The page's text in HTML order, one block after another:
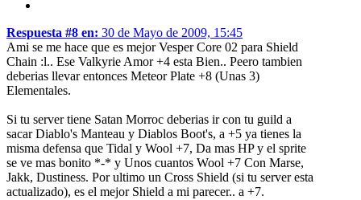
Respuesta #8 en: 30 de Mayo de 2009, 15:45
Ami se me hace que es mejor Vesper Core 02 para Shield
Chain :l.. Ese Valkyrie Amor +4 esta Bien.. Peero tambien
deberias llevar entonces Meteor Plate +8 (Unas 3)
Elementales.
Si tu server tiene Satan Morroc deberias ir con tu guild a
sacar Diablo's Manteau y Diablos Boot's, a +5 ya tienes la
misma defensa que Tidal y Wool +7, Da mas HP y el sprite
se ve mas bonito *-* y Unos cuantos Wool +7 Con Marse,
Jakk, Dustiness. Por ultimo un Cross Shield (si tu server esta
actualizado), es el mejor Shield a mi parecer.. a +7.